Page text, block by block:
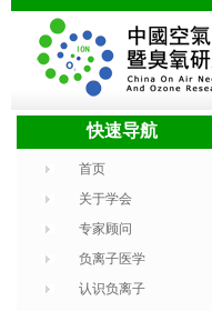
快速导航
首页
关于学会
专家顾问
负离子医学
认识负离子